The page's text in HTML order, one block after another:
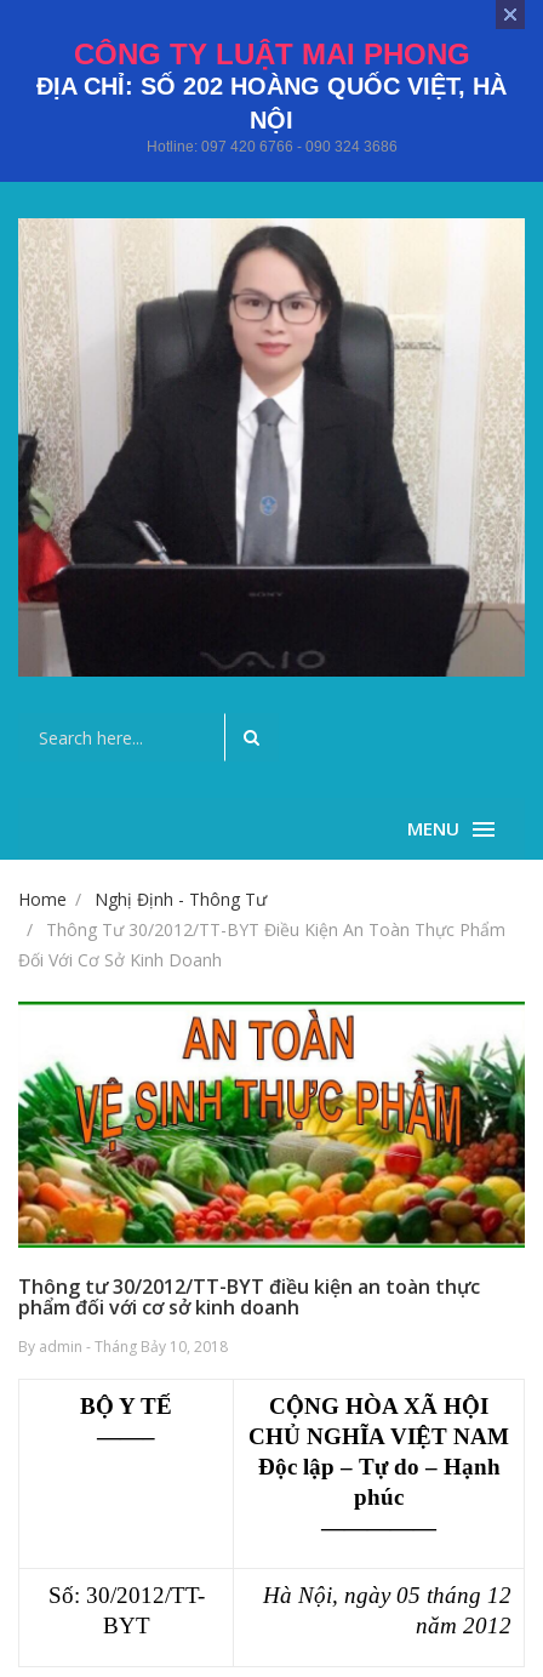
CÔNG TY LUẬT MAI PHONG
ĐỊA CHỈ: SỐ 202 HOÀNG QUỐC VIỆT, HÀ
NỘI
Hotline: 097 420 6766 - 090 324 3686
MENU
Home
Nghị Định - Thông Tư
Thông Tư 30/2012/TT-BYT Điều Kiện An Toàn Thực Phẩm
Đối Với Cơ Sở Kinh Doanh
Thông tư 30/2012/TT-BYT điều kiện an toàn thực
phẩm đối với cơ sở kinh doanh
By admin - Tháng Bảy 10, 2018
BỘ Y TẾ
——–
CỘNG HÒA XÃ HỘI
CHỦ NGHĨA VIỆT NAM
Độc lập – Tự do – Hạnh
phúc
—————
Số: 30/2012/TT-
BYT
Hà Nội, ngày 05 tháng 12
năm 2012